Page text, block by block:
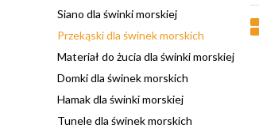
Siano dla świnki morskiej
Przekąski dla świnek morskich
Materiał do żucia dla świnki morskiej
Domki dla świnek morskich
Hamak dla świnki morskiej
Tunele dla świnek morskich